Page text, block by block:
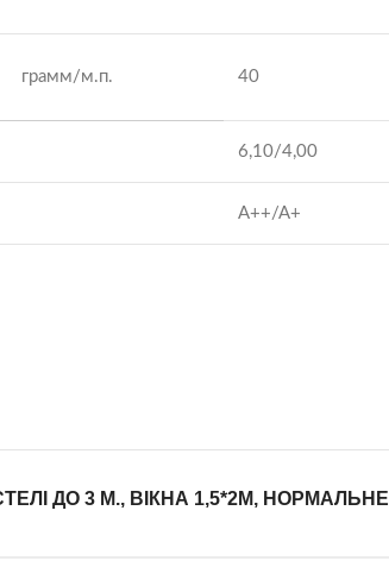
грамм/м.п. 40
6,10/4,00
А++/А+
ДО 3 М., ВІКНА 1,5*2М, НОРМАЛЬНЕ